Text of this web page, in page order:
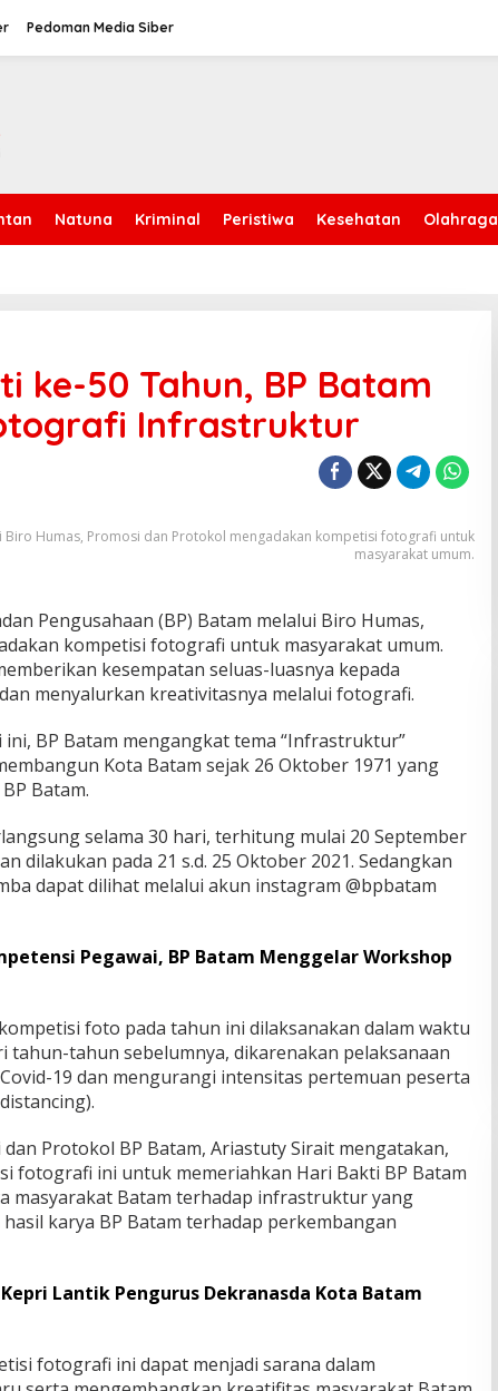
Pedoman Media Siber
Natuna Kriminal Peristiwa Kesehatan Olahraga
ke-50 Tahun, BP Batam
Infrastruktur
Biro Humas, Promosi dan Protokol mengadakan kompetisi fotografi untuk
masyarakat umum.
Pengusahaan (BP) Batam melalui Biro Humas,
kompetisi fotografi untuk masyarakat umum.
kesempatan seluas-luasnya kepada
menyalurkan kreativitasnya melalui fotografi.
BP Batam mengangkat tema “Infrastruktur”
Kota Batam sejak 26 Oktober 1971 yang
Batam.
selama 30 hari, terhitung mulai 20 September
dilakukan pada 21 s.d. 25 Oktober 2021. Sedangkan
dapat dilihat melalui akun instagram @bpbatam
Pegawai, BP Batam Menggelar Workshop
foto pada tahun ini dilaksanakan dalam waktu
tahun-tahun sebelumnya, dikarenakan pelaksanaan
19 dan mengurangi intensitas pertemuan peserta
Protokol BP Batam, Ariastuty Sirait mengatakan,
fotografi ini untuk memeriahkan Hari Bakti BP Batam
masyarakat Batam terhadap infrastruktur yang
karya BP Batam terhadap perkembangan
Lantik Pengurus Dekranasda Kota Batam
fotografi ini dapat menjadi sarana dalam